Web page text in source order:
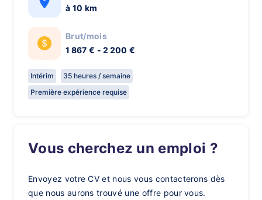
à 10 km
Brut/mois
1 867 € - 2 200 €
Intérim
35 heures / semaine
Première expérience requise
Vous cherchez un emploi ?
Envoyez votre CV et nous vous contacterons dès
que nous aurons trouvé une offre pour vous.